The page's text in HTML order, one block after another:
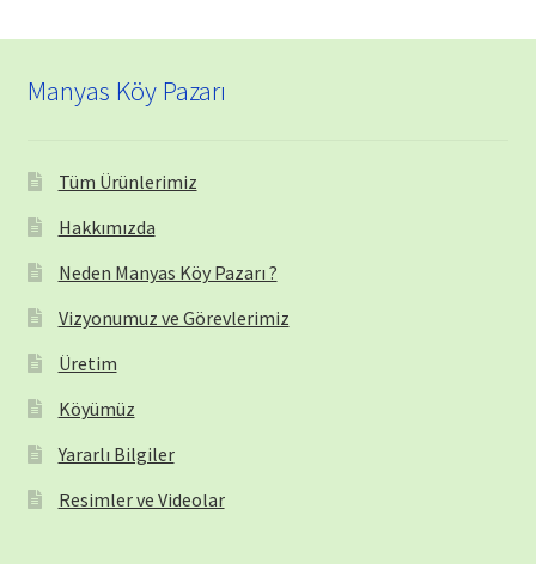
Manyas Köy Pazarı
Tüm Ürünlerimiz
Hakkımızda
Neden Manyas Köy Pazarı ?
Vizyonumuz ve Görevlerimiz
Üretim
Köyümüz
Yararlı Bilgiler
Resimler ve Videolar